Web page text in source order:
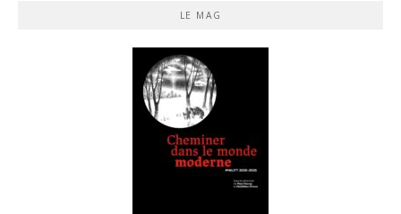
LE MAG